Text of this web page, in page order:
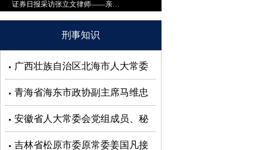
刑事知识
广西壮族自治区北海市人大常委
会副主任蒋同根接受审查调查
青海省海东市政协副主席马维忠
接受审查调查
安徽省人大常委会党组成员、秘
书长杜延安接受审查调查
吉林省松原市委原常委姜国凡接